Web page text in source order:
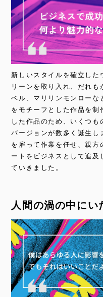
新しいスタイルを確立した
リーンを取り入れ、だれも
ベル、マリリンモンローな
をモチーフとした作品を制
した作品のため、いくつも
バージョンが数多く誕生し
を雇って作業を任せ、親方
ートをビジネスとして追及
ていきました。
人間の渦の中にい